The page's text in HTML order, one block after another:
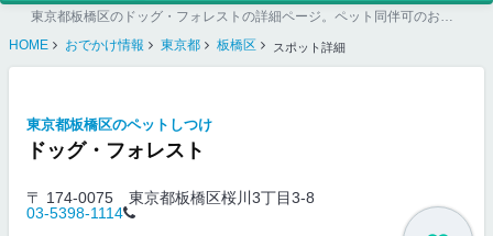
東京都板橋区のドッグ・フォレストの詳細ページ。ペット同伴可のお店探しならペットホームウェブ。ペット可賃貸のお部屋探し、ペット可マンション購入のご検討時にもご利用ください。
HOME
おでかけ情報 東京都 板橋区 スポット詳細
東京都板橋区のペットしつけ
ドッグ・フォレスト
〒 174-0075
東京都板橋区桜川3丁目3-8
03-5398-1114